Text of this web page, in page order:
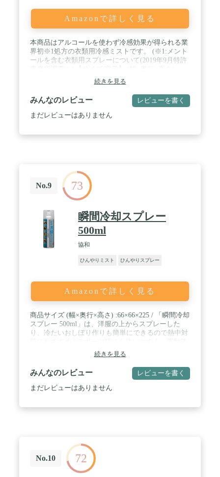
Amazonで詳しく見る
本商品はアルコールを使わず冷感効果が得られる業
界初※1処方の衣類用冷感ミストです。 (※1:メント
ールを含む衣類用スプレーについて(2019年9月特許
:10×6×22(cm)/300ml / 【特徴】アルコールを使って
いないからすぐに揮発せずシュっとひとふきで長時
間※2冷たさが持続するばかりか、衣類が痛みにく
く、敏感肌の方も安心して使えます。(※2:自社揮発
試験) / 【ご使用方法】衣類から10ｃｍ以上離して、
続きを見る
みんなのレビュー レビューを書く
まだレビューはありません
No.9 73
瞬間冷却スプレー
500ml
協和
ひんやりミスト ひんやりスプレー
Amazonで詳しく見る
商品サイズ (幅×奥行×高さ) :66×66×225 / 「瞬間冷却
スプレー 500ml」は、洋服の上からスプレーした
り、冷たいおしぼり作りも簡単にできるので熱中対
のクールダウンやアクシデント直後の応急アイシン
グにも活用できます。
続きを見る
みんなのレビュー レビューを書く
まだレビューはありません
No.10 72